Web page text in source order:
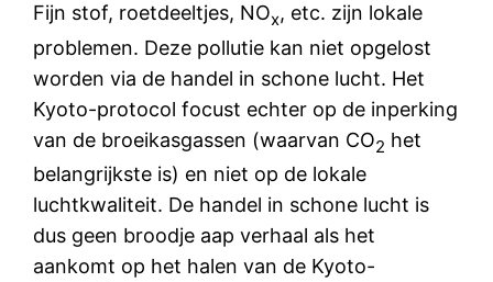
Fijn stof, roetdeeltjes, NOx, etc. zijn lokale
problemen. Deze pollutie kan niet opgelost
worden via de handel in schone lucht. Het
Kyoto-protocol focust echter op de inperking
van de broeikasgassen (waarvan CO2 het
belangrijkste is) en niet op de lokale
luchtkwaliteit. De handel in schone lucht is
dus geen broodje aap verhaal als het
aankomt op het halen van de Kyoto-